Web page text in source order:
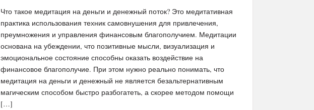
Что такое медитация на деньги и денежный поток? Это медитативная
практика использования техник самовнушения для привлечения,
преумножения и управления финансовым благополучием. Медитации
основана на убеждении, что позитивные мысли, визуализация и
эмоциональное состояние способны оказать воздействие на
финансовое благополучие. При этом нужно реально понимать, что
медитация на деньги и денежный не является безальтернативным
магическим способом быстро разбогатеть, а скорее методом помощи
[…]